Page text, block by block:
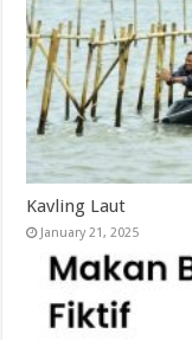
Kavling Laut
January 21, 2025